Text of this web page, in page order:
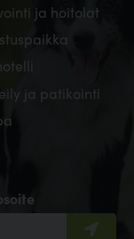
ja hoitolat
ja patikointi